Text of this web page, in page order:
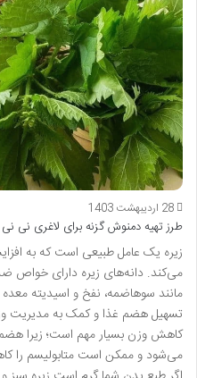
28 اردیبهشت 1403
طرز تهیه دمنوش گزنه برای لاغری نی
زیره یک عامل طبیعی است که به
می‌کند. دانه‌های زیره دارای خواص
مانند سوهاضمه، نفخ و اسیدیته
تسهیل هضم غذا و کمک به مدیریت
کاهش وزن بسیار مهم است؛ زیرا
می‌شود و ممکن است متابولیسم را